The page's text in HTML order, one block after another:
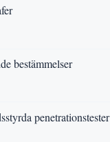
bestämmelser
penetrationstester